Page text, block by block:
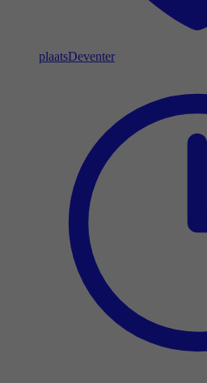
plaatsDeventer